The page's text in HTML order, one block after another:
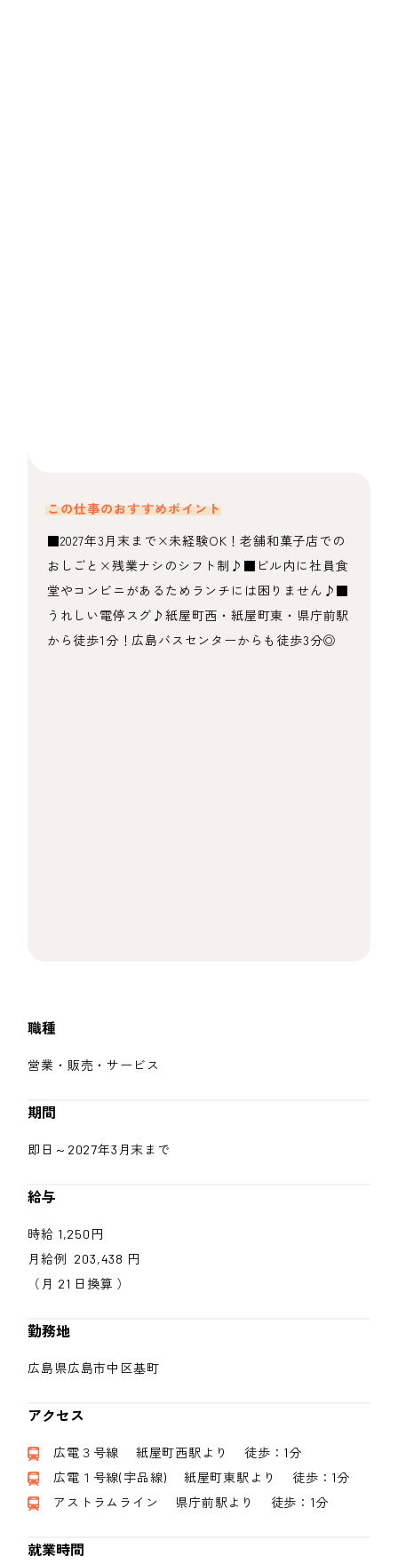
この仕事のおすすめポイント
■2027年3月末まで×未経験OK！老舗和菓子店での
おしごと×残業ナシのシフト制♪■ビル内に社員食
堂やコンビニがあるためランチには困りません♪■
うれしい電停スグ♪紙屋町西・紙屋町東・県庁前駅
から徒歩1分！広島バスセンターからも徒歩3分◎
職種
営業・販売・サービス
期間
即日～2027年3月末まで
給与
時給 1,250円
月給例 203,438 円
（月 21 日換算 ）
勤務地
広島県広島市中区基町
アクセス
広電３号線 紙屋町西駅より 徒歩：1分
広電１号線(宇品線) 紙屋町東駅より 徒歩：1分
アストラムライン 県庁前駅より 徒歩：1分
就業時間